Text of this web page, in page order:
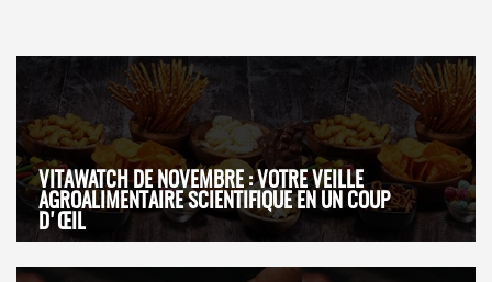
VITAWATCH DE NOVEMBRE : VOTRE VEILLE
AGROALIMENTAIRE SCIENTIFIQUE EN UN COUP
D'ŒIL